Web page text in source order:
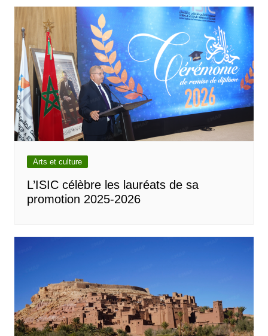
Arts et culture
L’ISIC célèbre les lauréats de sa
promotion 2025-2026